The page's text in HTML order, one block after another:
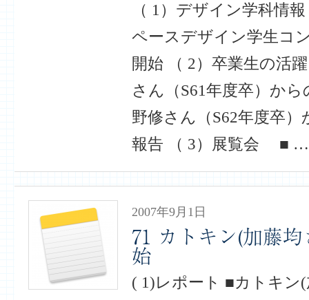
（ 1）デザイン学科情
ペースデザイン学生コ
開始 （ 2）卒業生の
さん（S61年度卒）か
野修さん（S62年度卒
報告 （ 3）展覧会 ■ …
2007年9月1日
71 カトキン(加藤
始
( 1)レポート ■カトキン